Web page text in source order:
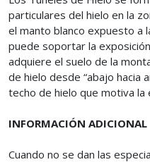
particulares del hielo en la
el manto blanco expuesto a
puede soportar la
adquiere el suelo de la
de hielo desde “abajo hacia
techo de hielo que motiva la
INFORMACIÓN ADICIONAL
Cuando no se dan las